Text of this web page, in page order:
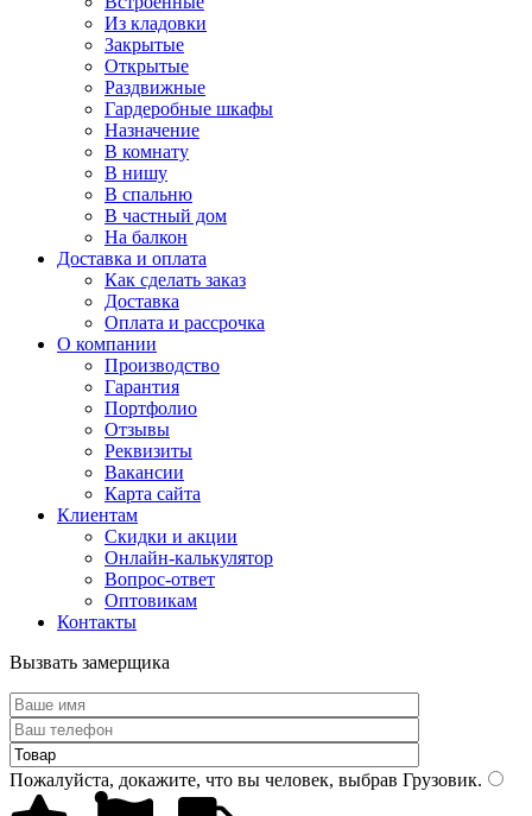
Из кладовки
Закрытые
Открытые
Раздвижные
Гардеробные шкафы
Назначение
В комнату
В нишу
В спальню
В частный дом
На балкон
Доставка и оплата
Как сделать заказ
Доставка
Оплата и рассрочка
О компании
Производство
Гарантия
Портфолио
Отзывы
Реквизиты
Вакансии
Карта сайта
Клиентам
Скидки и акции
Онлайн-калькулятор
Вопрос-ответ
Оптовикам
Контакты
Вызвать замерщика
Пожалуйста, докажите, что вы человек, выбрав Грузовик.